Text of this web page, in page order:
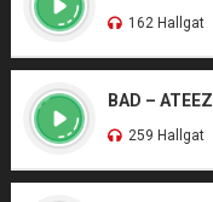
162 Hallgat
BAD – ATEEZ
259 Hallgat